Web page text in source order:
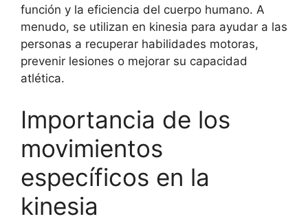
función y la eficiencia del cuerpo humano. A
menudo, se utilizan en kinesia para ayudar a las
personas a recuperar habilidades motoras,
prevenir lesiones o mejorar su capacidad
atlética.
Importancia de los
movimientos
específicos en la
kinesia